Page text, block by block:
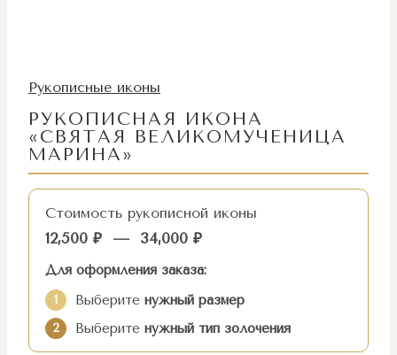
Рукописные иконы
РУКОПИСНАЯ ИКОНА
«СВЯТАЯ ВЕЛИКОМУЧЕНИЦА
МАРИНА»
Стоимость рукописной иконы
12,500 ₽ — 34,000 ₽
Для оформления заказа:
1 Выберите нужный размер
2 Выберите нужный тип золочения